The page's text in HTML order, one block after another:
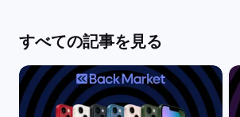
すべての記事を見る